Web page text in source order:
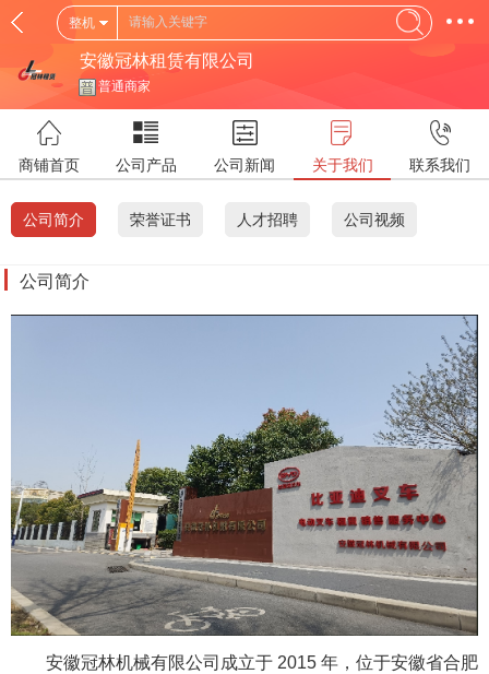
整机
安徽冠林租赁有限公司
普通商家
商铺首页 公司产品 公司新闻 关于我们 联系我们
公司简介 荣誉证书 人才招聘 公司视频
公司简介
安徽冠林机械有限公司成立于 2015 年，位于安徽省合肥